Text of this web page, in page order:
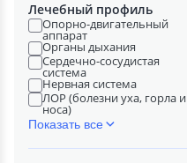
Лечебный профиль
Опорно-двигательный
аппарат
Органы дыхания
Сердечно-сосудистая
система
Нервная система
ЛОР (болезни уха, горла и
носа)
Показать все